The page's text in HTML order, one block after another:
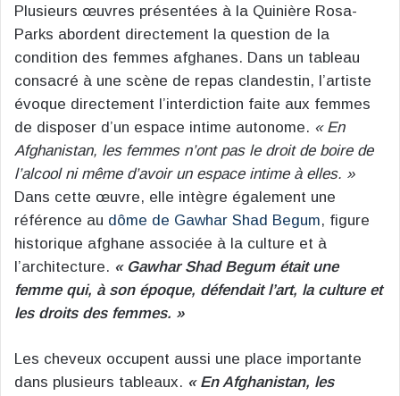
Plusieurs œuvres présentées à la Quinière Rosa-
Parks abordent directement la question de la
condition des femmes afghanes. Dans un tableau
consacré à une scène de repas clandestin, l’artiste
évoque directement l’interdiction faite aux femmes
de disposer d’un espace intime autonome. « En
Afghanistan, les femmes n’ont pas le droit de boire de
l’alcool ni même d’avoir un espace intime à elles. »
Dans cette œuvre, elle intègre également une
référence au dôme de Gawhar Shad Begum, figure
historique afghane associée à la culture et à
l’architecture. « Gawhar Shad Begum était une
femme qui, à son époque, défendait l’art, la culture et
les droits des femmes. »
Les cheveux occupent aussi une place importante
dans plusieurs tableaux. « En Afghanistan, les